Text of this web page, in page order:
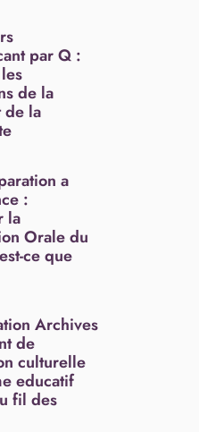
par Q :
de la
de la
a
:
la
Orale du
ce que
Archives
de
culturelle
educatif
fil des